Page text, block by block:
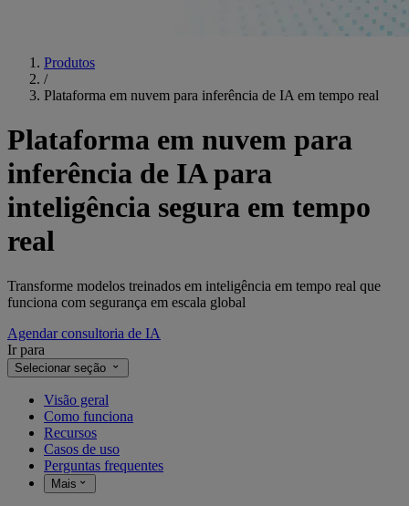
Produtos
/
Plataforma em nuvem para inferência de IA em tempo real
Plataforma em nuvem para
inferência de IA para
inteligência segura em tempo
real
Transforme modelos treinados em inteligência em tempo real que
funciona com segurança em escala global
Agendar consultoria de IA
Ir para
Selecionar seção
Visão geral
Como funciona
Recursos
Casos de uso
Perguntas frequentes
Mais